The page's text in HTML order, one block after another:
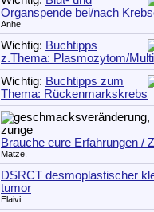
Organspende bei/nach
Anhe
Wichtig: Buchtipps
z.Thema: Plasmozytom/
Wichtig: Buchtipps zum
Thema: Rückenmarkskrebs
Brauche eure Erfahrungen /
Matze.
DSRCT desmoplastischer
tumor
Elaivi